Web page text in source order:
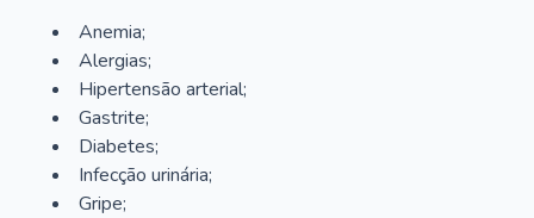
Anemia;
Alergias;
Hipertensão arterial;
Gastrite;
Diabetes;
Infecção urinária;
Gripe;